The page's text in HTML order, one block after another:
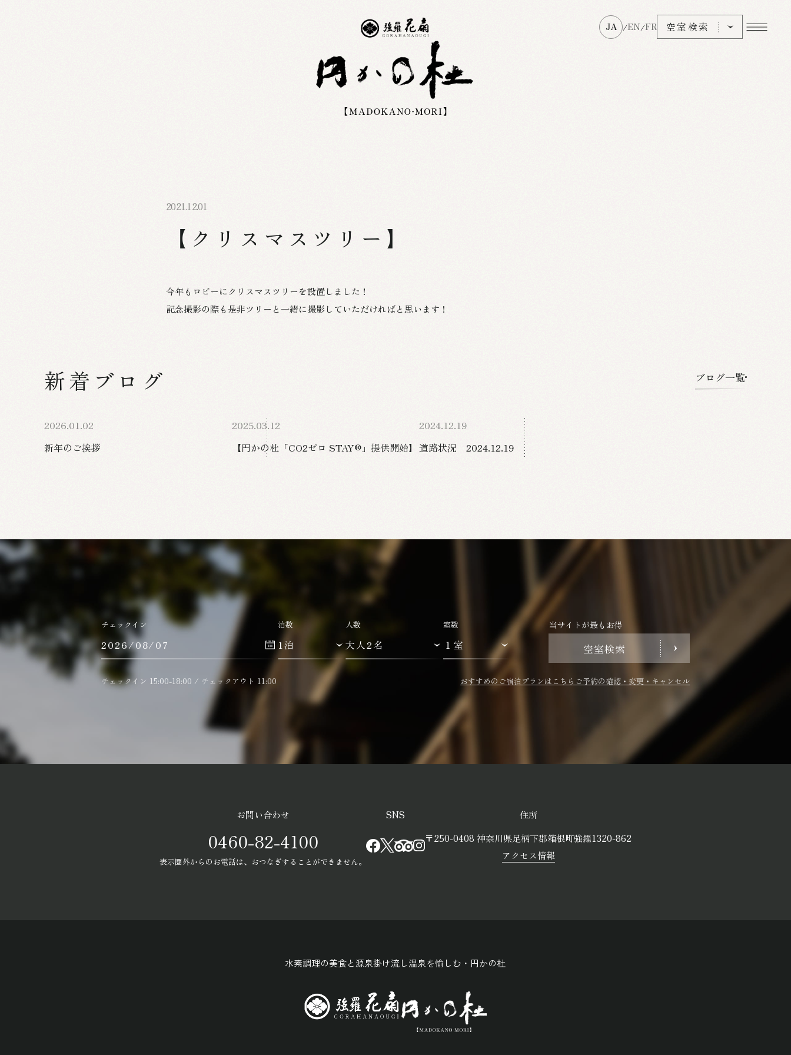
JA /EN/FR 空室検索
2021.12.01
【クリスマスツリー】
今年もロビーにクリスマスツリーを設置しました！
記念撮影の際も是非ツリーと一緒に撮影していただければと思います！
新着ブログ ブログ一覧
2026.01.02
新年のご挨拶
2025.03.12
【円かの杜「CO2ゼロ STAY®」提供開始】
2024.12.19
道路状況 2024.12.19
チェックイン 泊数 人数 室数 当サイトが最もお得
空室検索
チェックイン 15:00-18:00 / チェックアウト 11:00 おすすめのご宿泊プランはこちら ご予約の確認・変更・キャンセル
お問い合わせ
0460-82-4100
表示圏外からのお電話は、おつなぎすることができません。
SNS
住所
〒250-0408 神奈川県足柄下郡箱根町強羅1320-862
アクセス情報
水素調理の美食と源泉掛け流し温泉を愉しむ・円かの杜